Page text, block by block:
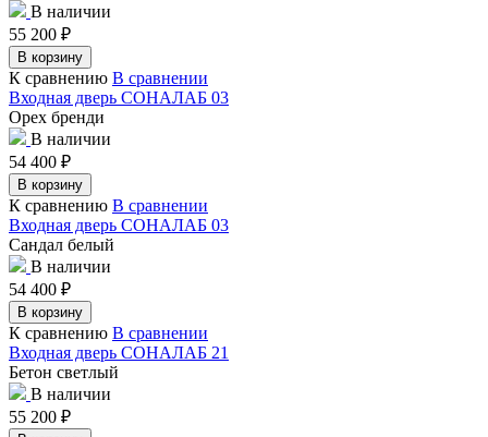
В наличии
55 200 ₽
В корзину
К сравнению В сравнении
Входная дверь СОНАЛАБ 03
Орех бренди
В наличии
54 400 ₽
В корзину
К сравнению В сравнении
Входная дверь СОНАЛАБ 03
Сандал белый
В наличии
54 400 ₽
В корзину
К сравнению В сравнении
Входная дверь СОНАЛАБ 21
Бетон светлый
В наличии
55 200 ₽